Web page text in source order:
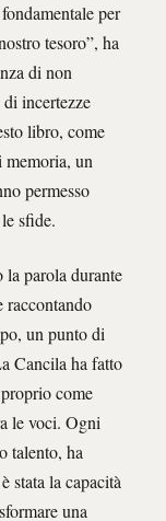
per
tesoro”, ha
di non
incertezze
libro, come
memoria, un
permesso
sfide.
parola durante
raccontando
un punto di
Cancila ha fatto
come
le voci. Ogni
talento, ha
stata la capacità
una